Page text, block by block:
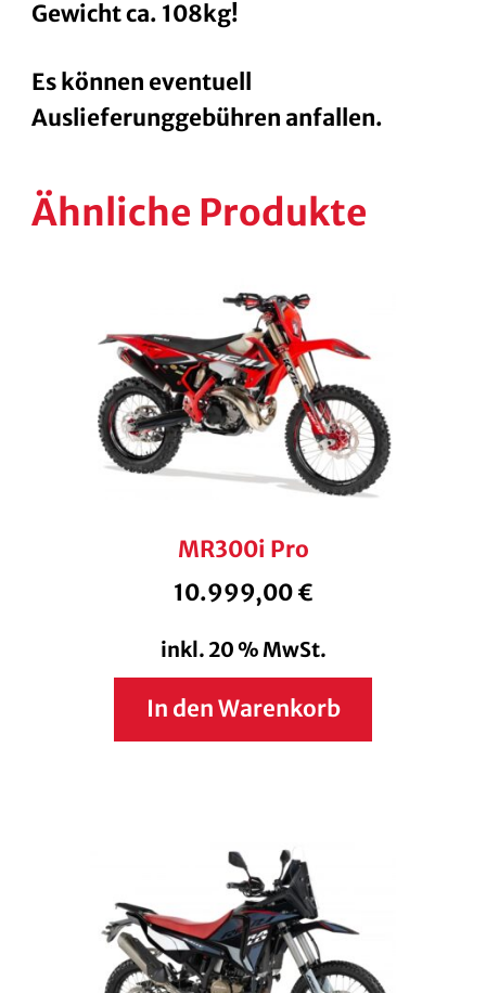
Gewicht ca. 108kg!
Es können eventuell
Auslieferunggebühren anfallen.
Ähnliche Produkte
MR300i Pro
10.999,00€
inkl. 20 % MwSt.
In den Warenkorb